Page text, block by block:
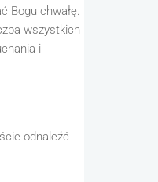
Bogu chwałę.
wszystkich
i
odnaleźć